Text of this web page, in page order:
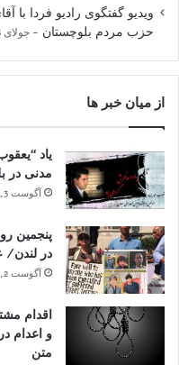
ویدیو گفتگوی رادیو فردا
حزب مردم بلوچستان
جولای 28, 2026
از میان خبر ها
یاد
مدنی در
آگوست 3, 2026
پنجمین
در
آگوست 2, 2026
اقدام
و اعدام
متن